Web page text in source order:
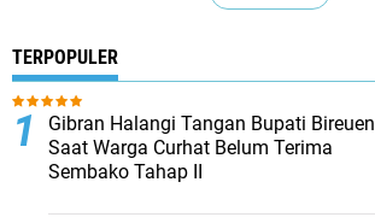
TERPOPULER
Gibran Halangi Tangan Bupati Bireuen
Saat Warga Curhat Belum Terima
Sembako Tahap II